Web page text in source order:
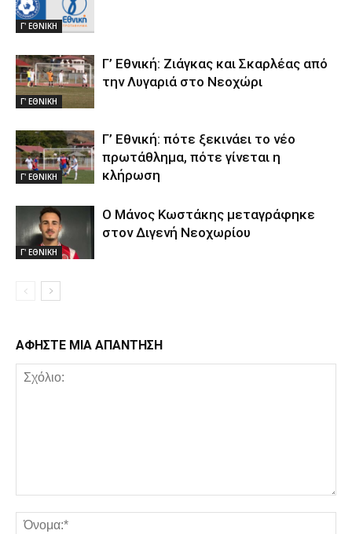
Γ' ΕΘΝΙΚΗ
Γ' ΕΘΝΙΚΗ
Γ’ Εθνική: Ζιάγκας και Σκαρλέας από
την Λυγαριά στο Νεοχώρι
Γ' ΕΘΝΙΚΗ
Γ’ Εθνική: πότε ξεκινάει το νέο
πρωτάθλημα, πότε γίνεται η
κλήρωση
Γ' ΕΘΝΙΚΗ
Ο Μάνος Κωστάκης μεταγράφηκε
στον Διγενή Νεοχωρίου
ΑΦΗΣΤΕ ΜΙΑ ΑΠΑΝΤΗΣΗ